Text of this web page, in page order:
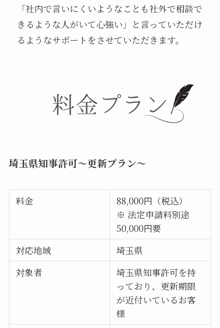
「社内で言いにくいようなことも社外で相談で
きるような人がいて心強い」と言っていただけ
るようなサポートをさせていただきます。
埼玉県知事許可～更新プラン～
料金
88,000円（税込）
※ 法定申請料別途
50,000円要
対応地域
埼玉県
対象者
埼玉県知事許可を持
っており、更新期限
が近付いているお客
様